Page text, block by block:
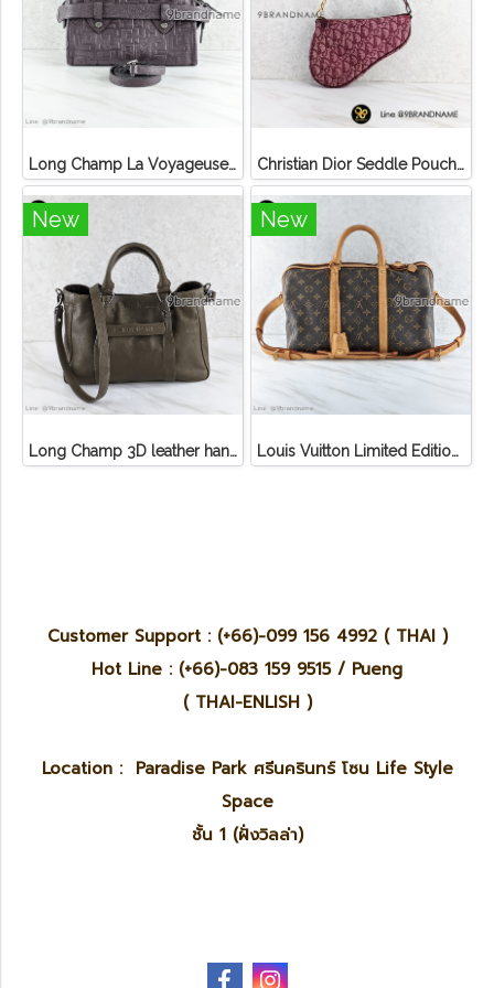
Long Champ La Voyageuse Bag Leather Christian Dior Seddle Pouch Accessory Hand Bag
New
Long Champ 3D leather handbag
New
Louis Vuitton Limited Edition Monogram Canvas Sofia Coppola SC Bag
Customer Support : (+66)-099 156 4992 ( THAI )
Hot Line : (+66)-083 159 9515 / Pueng
( THAI-ENLISH )
Location : Paradise Park ศรีนครินทร์ โซน Life Style
Space
ชั้น 1 (ฝั่งวิลล่า)